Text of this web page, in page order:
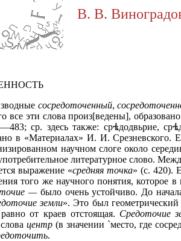
В. В.
сосредоточенный,
все эти слова произ[ведены],
ср. здесь также: ср додвьрие, ср
в «Материалах» И. И.
научном слоге около
литературное слово.
выражение «средняя точка» (с. 420).
того же научного понятия, которое
—было очень устойчиво. До
земли». Это был
от краев отстоящая. Средоточие
центр (в значении `место, где
.